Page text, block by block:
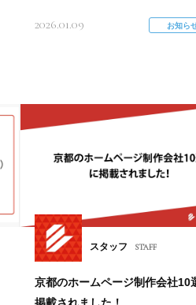
お知ら
2026.01.09
スタッフ STAFF
京都のホームページ制作会社10